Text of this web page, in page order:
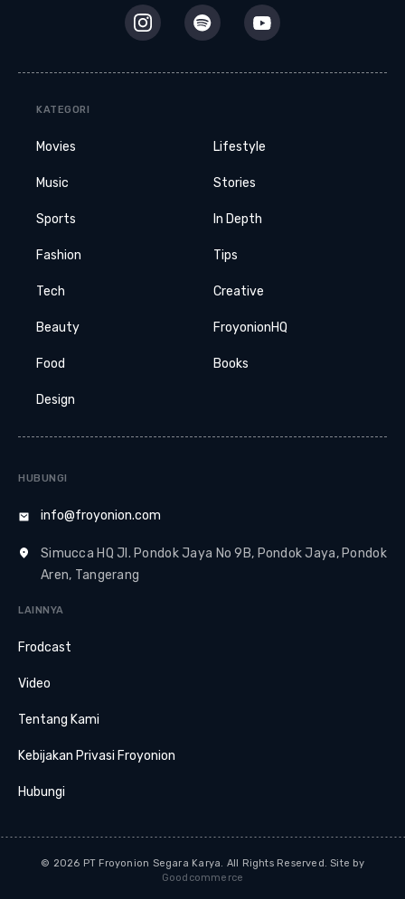
KATEGORI
Movies
Music
Sports
Fashion
Tech
Beauty
Food
Design
Lifestyle
Stories
In Depth
Tips
Creative
FroyonionHQ
Books
HUBUNGI
info@froyonion.com
Simucca HQ Jl. Pondok Jaya No 9B, Pondok Jaya, Pondok
Aren, Tangerang
LAINNYA
Frodcast
Video
Tentang Kami
Kebijakan Privasi Froyonion
Hubungi
© 2026 PT Froyonion Segara Karya. All Rights Reserved. Site by
Goodcommerce